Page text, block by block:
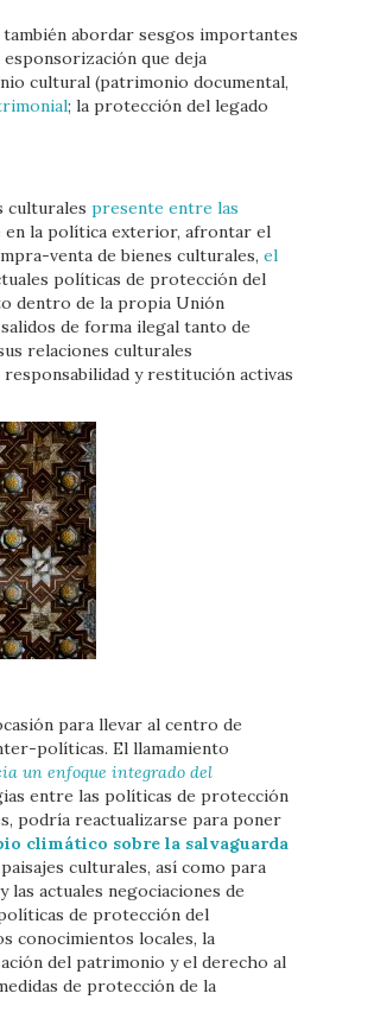
abordar sesgos importantes
que deja
cultural (patrimonio documental,
; la protección del legado
culturales presente entre las
en la política exterior, afrontar el
venta de bienes culturales, el
políticas de protección del
dentro de la propia Unión
de forma ilegal tanto de
relaciones culturales
y restitución activas
para llevar al centro de
políticas. El llamamiento
un enfoque integrado del
entre las políticas de protección
podría reactualizarse para poner
climático sobre la salvaguarda
culturales, así como para
actuales negociaciones de
de protección del
conocimientos locales, la
del patrimonio y el derecho al
de protección de la